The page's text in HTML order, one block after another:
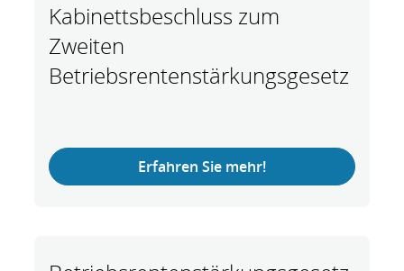
Kabinettsbeschluss zum
Zweiten
Betriebsrentenstärkungsgesetz
Erfahren Sie mehr!